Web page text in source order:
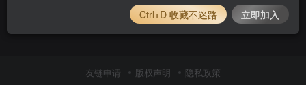
友链申请 版权声明 隐私政策
Ctrl+D 收藏不迷路 立即加入